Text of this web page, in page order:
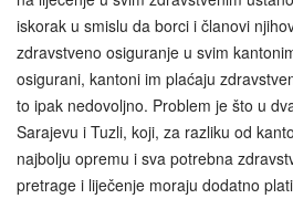
iskorak u smislu da borci i članovi
zdravstveno osiguranje u svim
osigurani, kantoni im plaćaju
to ipak nedovoljno. Problem je što u
Sarajevu i Tuzli, koji, za razliku od
najbolju opremu i sva potrebna
pretrage i liječenje moraju dodatno